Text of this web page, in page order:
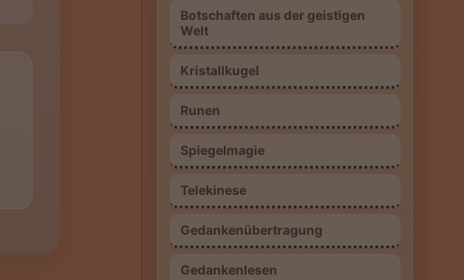
Botschaften aus der geistigen
Welt
Kristallkugel
Runen
Spiegelmagie
Telekinese
Gedankenübertragung
Gedankenlesen